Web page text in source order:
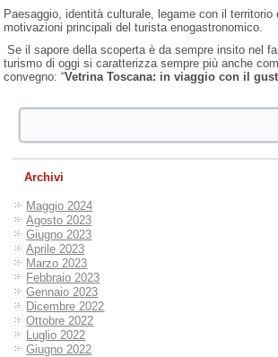
Paesaggio, identità culturale, legame con il
motivazioni principali del turista enogastronomico.
Se il sapore della scoperta è da sempre insito nel
turismo di oggi si caratterizza sempre più anche
convegno: “Vetrina Toscana: in viaggio con il
Archivi
Maggio 2024
Agosto 2023
Giugno 2023
Aprile 2023
Marzo 2023
Febbraio 2023
Gennaio 2023
Dicembre 2022
Ottobre 2022
Luglio 2022
Giugno 2022